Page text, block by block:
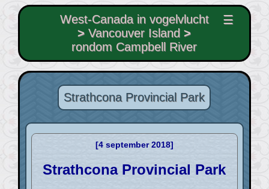
West-Canada in vogelvlucht
>Vancouver Island >
rondom Campbell River
☰
Strathcona Provincial Park
[4 september 2018]
Strathcona Provincial Park